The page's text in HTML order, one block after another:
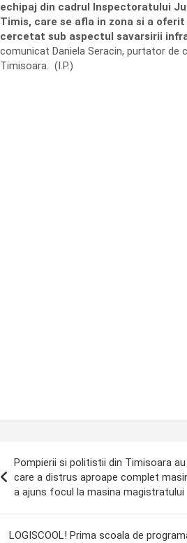
echipaj din cadrul Inspectoratului
Timis, care se afla in zona si a
cercetat sub aspectul savarsirii
comunicat Daniela Seracin, purtator de
Timisoara. (I.P.)
Pompierii si politistii din Timisoara
care a distrus aproape complet
a ajuns focul la masina magistratului
LOGISCOOL! Prima scoala de